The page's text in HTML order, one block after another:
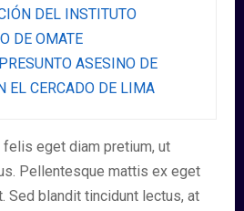
DEL INSTITUTO
DE OMATE
ASESINO DE
EL CERCADO DE LIMA
eget diam pretium, ut
Pellentesque mattis ex eget
Sed blandit tincidunt lectus, at